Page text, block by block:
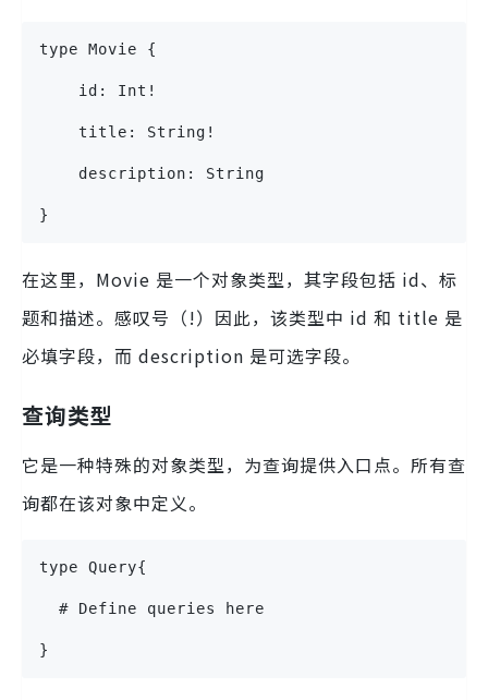
type Movie {
    id: Int!
    title: String!
    description: String
}
在这里，Movie 是一个对象类型，其字段包括 id、标
题和描述。感叹号（!）因此，该类型中 id 和 title 是
必填字段，而 description 是可选字段。
查询类型
它是一种特殊的对象类型，为查询提供入口点。所有查
询都在该对象中定义。
type Query{
  # Define queries here
}